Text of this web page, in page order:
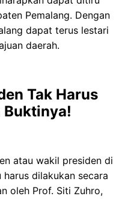
Pemalang. Dengan
dapat terus lestari
daerah.
Tak Harus
Buktinya!
atau wakil presiden di
dilakukan secara
oleh Prof. Siti Zuhro,